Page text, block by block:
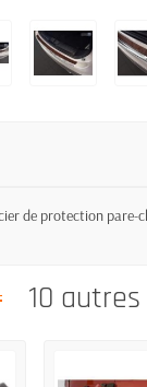
de protection
10